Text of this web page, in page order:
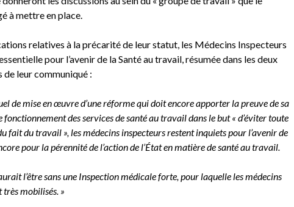
à mettre en place.
relatives à la précarité de leur statut, les Médecins Inspecteurs
pour l’avenir de la Santé au travail, résumée dans les deux
leur communiqué :
de mise en œuvre d’une réforme qui doit encore apporter la preuve de sa
fonctionnement desservices de santé au travail dans le but « d’éviter toute
fait du travail », les médecins inspecteurs restent inquiets pour l’avenir de
pour la pérennité de l’action de l’État en matière de santé au travail.
l’être sans une Inspection médicale forte, pour laquelle les médecins
mobilisés. »